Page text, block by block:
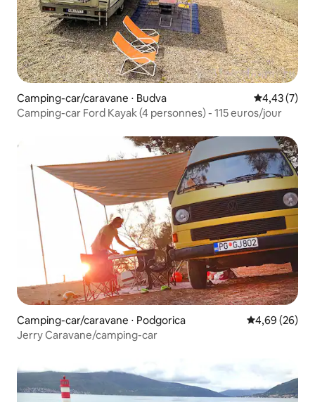
Camping-car/caravane ⋅ Budva Évaluation
4,43 (7)
Camping-car Ford Kayak (4 personnes) - 115 euros/jour
Camping-car/caravane ⋅ Podgorica Évaluation
4,69 (26)
Jerry Caravane/camping-car